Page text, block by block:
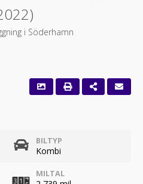
i Söderhamn
BILTYP
Kombi
MILTAL